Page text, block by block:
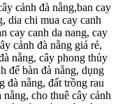
cảnh đà nẵng,ban cay
dia chi mua cay canh
cay canh da nang, cay
cảnh đà nẵng giá rẻ,
nẵng, cây phong thủy
để bàn đà nẵng, dụng
nẵng, đất trồng rau
cho thuê cây cảnh